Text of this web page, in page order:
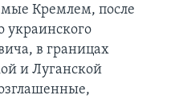
Кремлем, после
украинского
в границах
и Луганской